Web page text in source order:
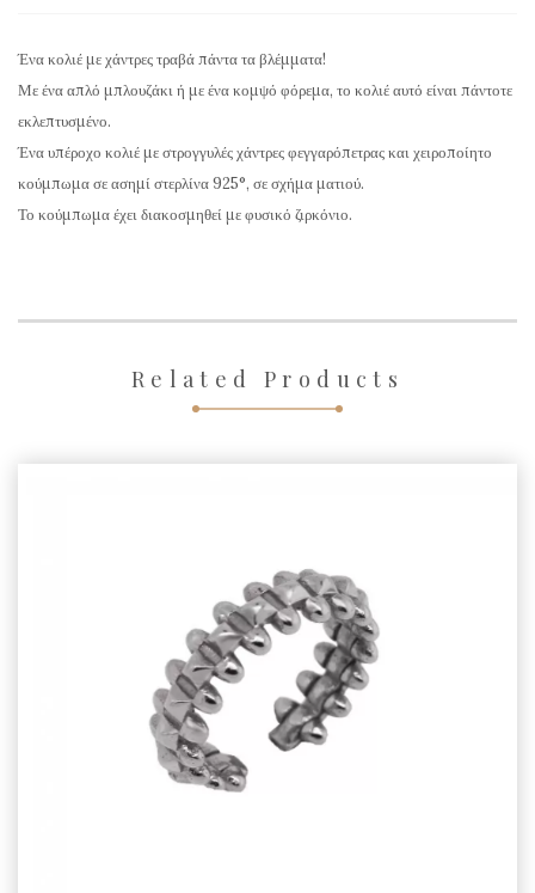
Ένα κολιέ με χάντρες τραβά πάντα τα βλέμματα!
Με ένα απλό μπλουζάκι ή με ένα κομψό φόρεμα, το κολιέ αυτό είναι πάντοτε
εκλεπτυσμένο.
Ένα υπέροχο κολιέ με στρογγυλές χάντρες φεγγαρόπετρας και χειροποίητο
κούμπωμα σε ασημί στερλίνα 925°, σε σχήμα ματιού.
Το κούμπωμα έχει διακοσμηθεί με φυσικό ζιρκόνιο.
Related Products